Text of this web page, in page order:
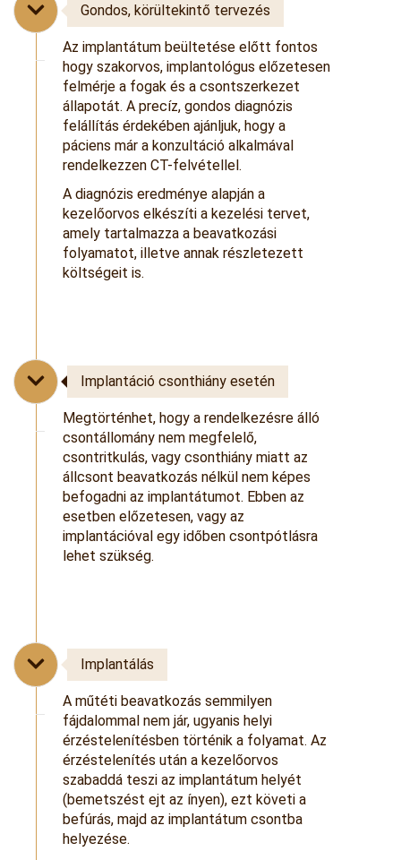
Az implantátum beültetése előtt fontos
hogy szakorvos, implantológus előzetesen
felmérje a fogak és a csontszerkezet
állapotát. A precíz, gondos diagnózis
felállítás érdekében ajánljuk, hogy a
páciens már a konzultáció alkalmával
rendelkezzen CT-felvétellel.
A diagnózis eredménye alapján a
kezelőorvos elkészíti a kezelési tervet,
amely tartalmazza a beavatkozási
folyamatot, illetve annak részletezett
költségeit is.
Gondos, körültekintő tervezés
Megtörténhet, hogy a rendelkezésre álló
csontállomány nem megfelelő,
csontritkulás, vagy csonthiány miatt az
állcsont beavatkozás nélkül nem képes
befogadni az implantátumot. Ebben az
esetben előzetesen, vagy az
implantációval egy időben csontpótlásra
lehet szükség.
Implantáció csonthiány esetén
A műtéti beavatkozás semmilyen
fájdalommal nem jár, ugyanis helyi
érzéstelenítésben történik a folyamat. Az
érzéstelenítés után a kezelőorvos
szabaddá teszi az implantátum helyét
(bemetszést ejt az ínyen), ezt követi a
befúrás, majd az implantátum csontba
helyezése.
Implantálás